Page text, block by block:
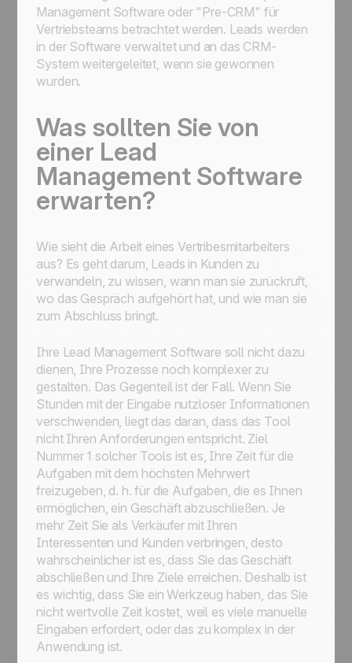
Management Software oder "Pre-CRM" für
Vertriebsteams betrachtet werden. Leads werden
in der Software verwaltet und an das CRM-
System weitergeleitet, wenn sie gewonnen
wurden.
Was sollten Sie von
einer Lead
Management Software
erwarten?
Wie sieht die Arbeit eines Vertribesmitarbeiters
aus? Es geht darum, Leads in Kunden zu
verwandeln, zu wissen, wann man sie zurückruft,
wo das Gespräch aufgehört hat, und wie man sie
zum Abschluss bringt.
Ihre Lead Management Software soll nicht dazu
dienen, Ihre Prozesse noch komplexer zu
gestalten. Das Gegenteil ist der Fall. Wenn Sie
Stunden mit der Eingabe nutzloser Informationen
verschwenden, liegt das daran, dass das Tool
nicht Ihren Anforderungen entspricht. Ziel
Nummer 1 solcher Tools ist es, Ihre Zeit für die
Aufgaben mit dem höchsten Mehrwert
freizugeben, d. h. für die Aufgaben, die es Ihnen
ermöglichen, ein Geschäft abzuschließen. Je
mehr Zeit Sie als Verkäufer mit Ihren
Interessenten und Kunden verbringen, desto
wahrscheinlicher ist es, dass Sie das Geschäft
abschließen und Ihre Ziele erreichen. Deshalb ist
es wichtig, dass Sie ein Werkzeug haben, das Sie
nicht wertvolle Zeit kostet, weil es viele manuelle
Eingaben erfordert, oder das zu komplex in der
Anwendung ist.